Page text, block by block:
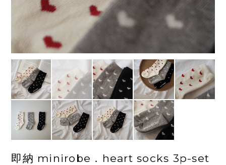
即納 minirobe．heart socks 3p-set